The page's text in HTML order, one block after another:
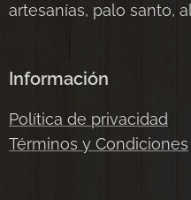
artesanías, palo santo,
Información
Política de privacidad
Términos y Condiciones